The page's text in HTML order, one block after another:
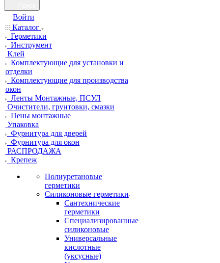
Войти
Каталог
Герметики
Инструмент
Клей
Комплектующие для установки и
отделки
Комплектующие для производства
окон
Ленты Монтажные, ПСУЛ
Очистители, грунтовки, смазки
Пены монтажные
Упаковка
Фурнитура для дверей
Фурнитура для окон
РАСПРОДАЖА
Крепеж
Полиуретановые
герметики
Силиконовые герметики
Сантехнические
герметики
Специализированные
силиконовые
Универсальные
кислотные
(уксусные)